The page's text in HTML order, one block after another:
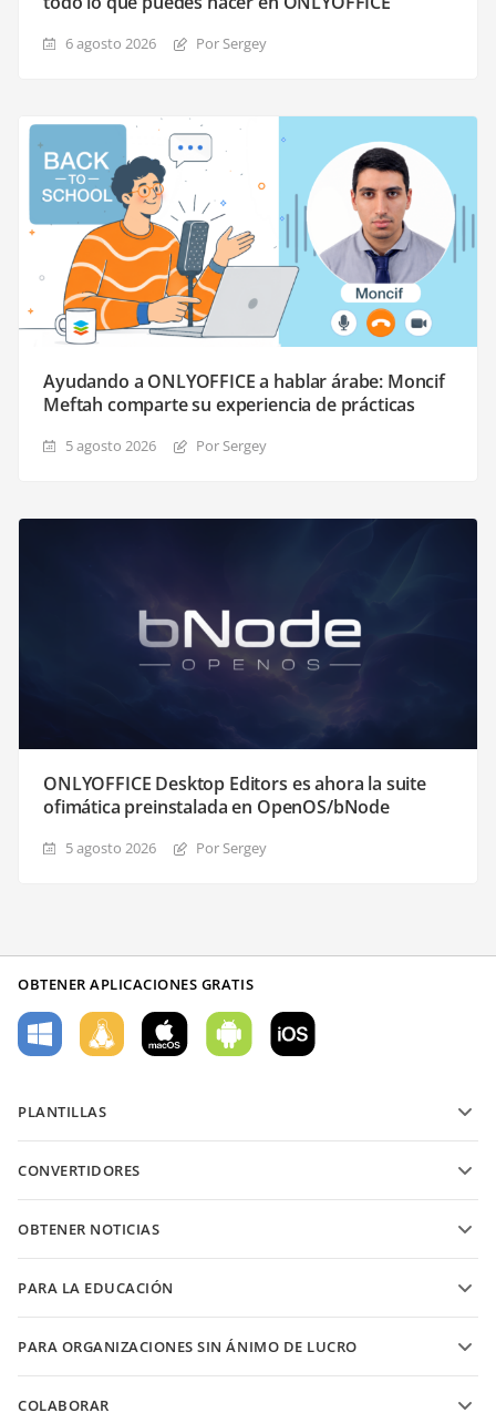
6 agosto 2026 Por Sergey
Ayudando a ONLYOFFICE a hablar árabe: Moncif
Meftah comparte su experiencia de prácticas
5 agosto 2026 Por Sergey
ONLYOFFICE Desktop Editors es ahora la suite
ofimática preinstalada en OpenOS/bNode
5 agosto 2026 Por Sergey
OBTENER APLICACIONES GRATIS
PLANTILLAS
Plantillas de documentos de texto
CONVERTIDORES
Convierte hojas de cálculo
OBTENER NOTICIAS
PARA LA EDUCACIÓN
Para educadores
PARA ORGANIZACIONES SIN ÁNIMO DE LUCRO
COLABORAR